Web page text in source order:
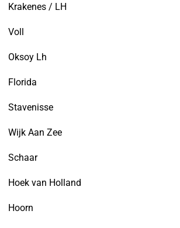
Krakenes / LH
Voll
Oksoy Lh
Florida
Stavenisse
Wijk Aan Zee
Schaar
Hoek van Holland
Hoorn